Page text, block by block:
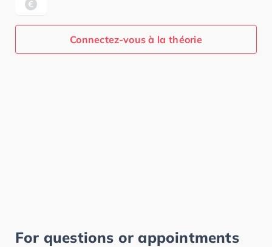
Connectez-vous à la théorie
For questions or appointments